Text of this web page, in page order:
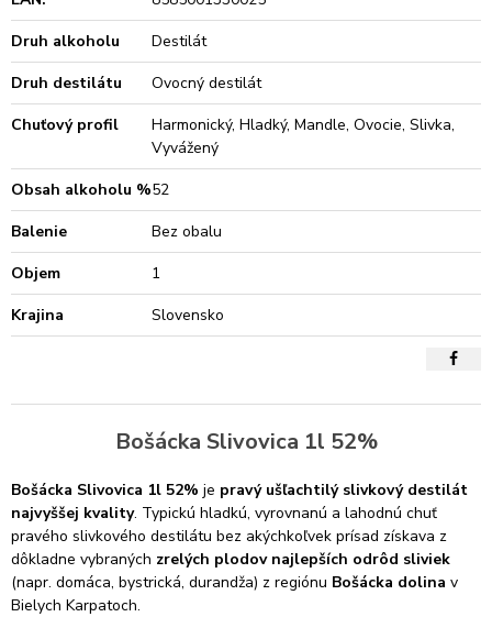
Druh alkoholu
Destilát
Druh destilátu
Ovocný destilát
Chuťový profil
Harmonický, Hladký, Mandle, Ovocie, Slivka,
Vyvážený
Obsah alkoholu %52
Balenie
Bez obalu
Objem
1
Krajina
Slovensko
Bošácka Slivovica 1l 52%
Bošácka Slivovica 1l 52% je pravý ušľachtilý slivkový destilát
najvyššej kvality. Typickú hladkú, vyrovnanú a lahodnú chuť
pravého slivkového destilátu bez akýchkoľvek prísad získava z
dôkladne vybraných zrelých plodov najlepších odrôd sliviek
(napr. domáca, bystrická, durandža) z regiónu Bošácka dolina v
Bielych Karpatoch.